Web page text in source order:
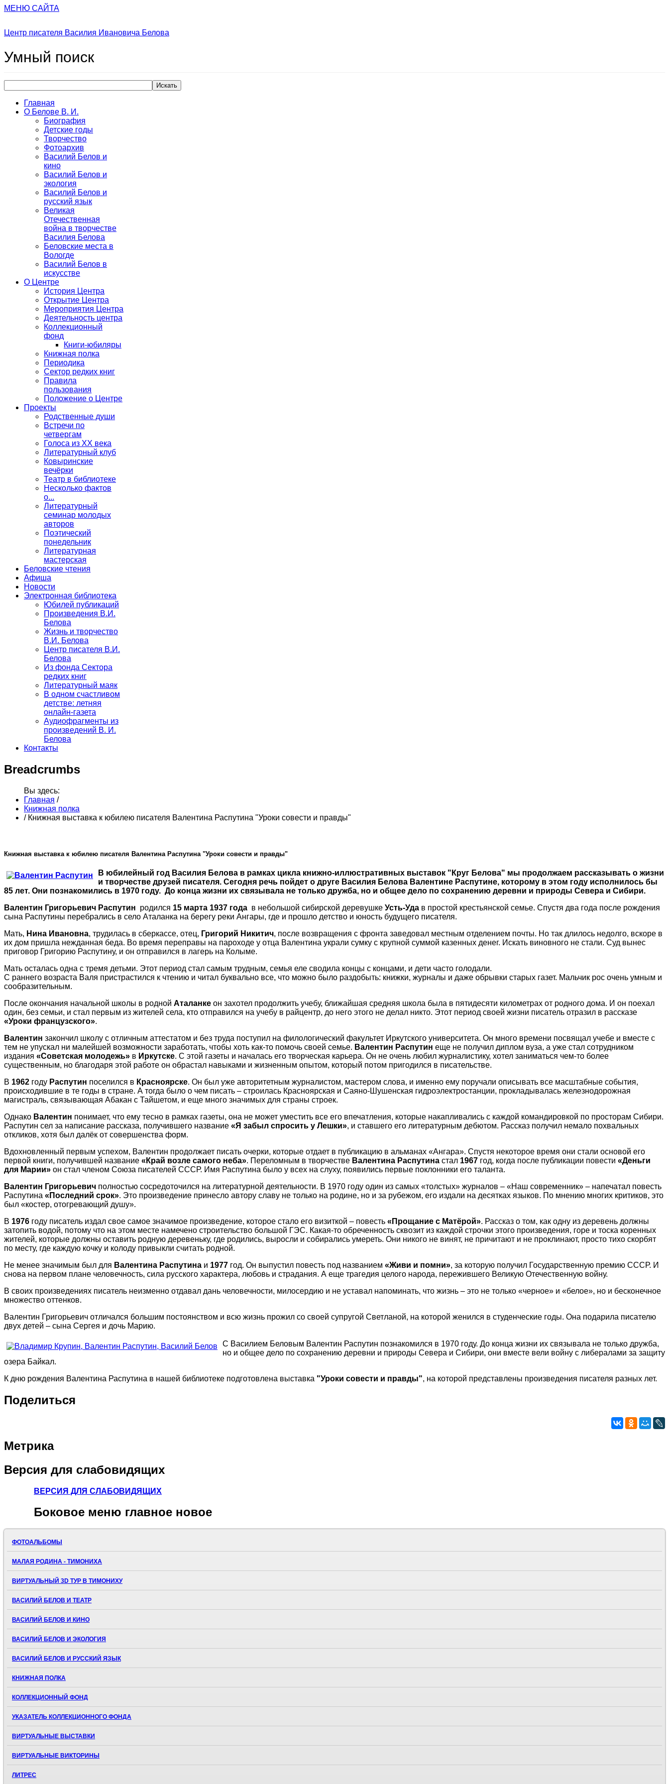
МЕНЮ САЙТА
Центр писателя Василия Ивановича Белова
Умный поиск
Искать
Главная
О Белове В. И.
Биография
Детские годы
Творчество
Фотоархив
Василий Белов и
кино
Василий Белов и
экология
Василий Белов и
русский язык
Великая
Отечественная
война в творчестве
Василия Белова
Беловские места в
Вологде
Василий Белов в
искусстве
О Центре
История Центра
Открытие Центра
Мероприятия Центра
Деятельность центра
Коллекционный
фонд
Книги-юбиляры
Книжная полка
Периодика
Сектор редких книг
Правила
пользования
Положение о Центре
Проекты
Родственные души
Встречи по
четвергам
Голоса из ХХ века
Литературный клуб
Ковыринские
вечёрки
Театр в библиотеке
Несколько фактов
о...
Литературный
семинар молодых
авторов
Поэтический
понедельник
Литературная
мастерская
Беловские чтения
Афиша
Новости
Электронная библиотека
Юбилей публикаций
Произведения В.И.
Белова
Жизнь и творчество
В.И. Белова
Центр писателя В.И.
Белова
Из фонда Сектора
редких книг
Литературный маяк
В одном счастливом
детстве: летняя
онлайн-газета
Аудиофрагменты из
произведений В. И.
Белова
Контакты
Breadcrumbs
Вы здесь:
Главная /
Книжная полка
/ Книжная выставка к юбилею писателя Валентина Распутина "Уроки совести и правды"
Книжная выставка к юбилею писателя Валентина Распутина "Уроки совести и правды"
В юбилейный год Василия Белова в рамках цикла книжно-иллюстративных выставок "Круг Белова" мы продолжаем рассказывать о жизни
и творчестве друзей писателя. Сегодня речь пойдет о друге Василия Белова Валентине Распутине, которому в этом году исполнилось бы
85 лет. Они познакомились в 1970 году. До конца жизни их связывала не только дружба, но и общее дело по сохранению деревни и природы Севера и Сибири.
Валентин Григорьевич Распутин родился 15 марта 1937 года в небольшой сибирской деревушке Усть-Уда в простой крестьянской семье. Спустя два года после рождения
сына Распутины перебрались в село Аталанка на берегу реки Ангары, где и прошло детство и юность будущего писателя.
Мать, Нина Ивановна, трудилась в сберкассе, отец, Григорий Никитич, после возвращения с фронта заведовал местным отделением почты. Но так длилось недолго, вскоре в
их дом пришла нежданная беда. Во время переправы на пароходе у отца Валентина украли сумку с крупной суммой казенных денег. Искать виновного не стали. Суд вынес
приговор Григорию Распутину, и он отправился в лагерь на Колыме.
Мать осталась одна с тремя детьми. Этот период стал самым трудным, семья еле сводила концы с концами, и дети часто голодали.
С раннего возраста Валя пристрастился к чтению и читал буквально все, что можно было раздобыть: книжки, журналы и даже обрывки старых газет. Мальчик рос очень умным и
сообразительным.
После окончания начальной школы в родной Аталанке он захотел продолжить учебу, ближайшая средняя школа была в пятидесяти километрах от родного дома. И он поехал
один, без семьи, и стал первым из жителей села, кто отправился на учебу в райцентр, до него этого не делал никто. Этот период своей жизни писатель отразил в рассказе
«Уроки французского».
Валентин закончил школу с отличным аттестатом и без труда поступил на филологический факультет Иркутского университета. Он много времени посвящал учебе и вместе с
тем не упускал ни малейшей возможности заработать, чтобы хоть как-то помочь своей семье. Валентин Распутин еще не получил диплом вуза, а уже стал сотрудником
издания «Советская молодежь» в Иркутске. С этой газеты и началась его творческая карьера. Он не очень любил журналистику, хотел заниматься чем-то более
существенным, но благодаря этой работе он обрастал навыками и жизненным опытом, который потом пригодился в писательстве.
В 1962 году Распутин поселился в Красноярске. Он был уже авторитетным журналистом, мастером слова, и именно ему поручали описывать все масштабные события,
происходившие в те годы в стране. А тогда было о чем писать – строилась Красноярская и Саяно-Шушенская гидроэлектростанции, прокладывалась железнодорожная
магистраль, связывающая Абакан с Тайшетом, и еще много значимых для страны строек.
Однако Валентин понимает, что ему тесно в рамках газеты, она не может уместить все его впечатления, которые накапливались с каждой командировкой по просторам Сибири.
Распутин сел за написание рассказа, получившего название «Я забыл спросить у Лешки», и ставшего его литературным дебютом. Рассказ получил немало похвальных
откликов, хотя был далёк от совершенства форм.
Вдохновленный первым успехом, Валентин продолжает писать очерки, которые отдает в публикацию в альманах «Ангара». Спустя некоторое время они стали основой его
первой книги, получившей название «Край возле самого неба». Переломным в творчестве Валентина Распутина стал 1967 год, когда после публикации повести «Деньги
для Марии» он стал членом Союза писателей СССР. Имя Распутина было у всех на слуху, появились первые поклонники его таланта.
Валентин Григорьевич полностью сосредоточился на литературной деятельности. В 1970 году один из самых «толстых» журналов – «Наш современник» – напечатал повесть
Распутина «Последний срок». Это произведение принесло автору славу не только на родине, но и за рубежом, его издали на десятках языков. По мнению многих критиков, это
был «костер, отогревающий душу».
В 1976 году писатель издал свое самое значимое произведение, которое стало его визиткой – повесть «Прощание с Матёрой». Рассказ о том, как одну из деревень должны
затопить водой, потому что на этом месте намечено строительство большой ГЭС. Какая-то обреченность сквозит из каждой строчки этого произведения, горе и тоска коренных
жителей, которые должны оставить родную деревеньку, где родились, выросли и собирались умереть. Они никого не винят, не причитают и не проклинают, просто тихо скорбят
по месту, где каждую кочку и колоду привыкли считать родной.
Не менее значимым был для Валентина Распутина и 1977 год. Он выпустил повесть под названием «Живи и помни», за которую получил Государственную премию СССР. И
снова на первом плане человечность, сила русского характера, любовь и страдания. А еще трагедия целого народа, пережившего Великую Отечественную войну.
В своих произведениях писатель неизменно отдавал дань человечности, милосердию и не уставал напоминать, что жизнь – это не только «черное» и «белое», но и бесконечное
множество оттенков.
Валентин Григорьевич отличался большим постоянством и всю жизнь прожил со своей супругой Светланой, на которой женился в студенческие годы. Она подарила писателю
двух детей – сына Сергея и дочь Марию.
С Василием Беловым Валентин Распутин познакомился в 1970 году. До конца жизни их связывала не только дружба,
но и общее дело по сохранению деревни и природы Севера и Сибири, они вместе вели войну с либералами за защиту
озера Байкал.
К дню рождения Валентина Распутина в нашей библиотеке подготовлена выставка "Уроки совести и правды", на которой представлены произведения писателя разных лет.
Поделиться
Метрика
Версия для слабовидящих
ВЕРСИЯ ДЛЯ СЛАБОВИДЯЩИХ
Боковое меню главное новое
ФОТОАЛЬБОМЫ
МАЛАЯ РОДИНА - ТИМОНИХА
ВИРТУАЛЬНЫЙ 3D ТУР В ТИМОНИХУ
ВАСИЛИЙ БЕЛОВ И ТЕАТР
ВАСИЛИЙ БЕЛОВ И КИНО
ВАСИЛИЙ БЕЛОВ И ЭКОЛОГИЯ
ВАСИЛИЙ БЕЛОВ И РУССКИЙ ЯЗЫК
КНИЖНАЯ ПОЛКА
КОЛЛЕКЦИОННЫЙ ФОНД
УКАЗАТЕЛЬ КОЛЛЕКЦИОННОГО ФОНДА
ВИРТУАЛЬНЫЕ ВЫСТАВКИ
ВИРТУАЛЬНЫЕ ВИКТОРИНЫ
ЛИТРЕС